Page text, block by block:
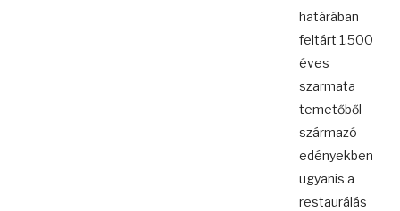
határában
feltárt 1.500
éves
szarmata
temetőből
származó
edényekben
ugyanis a
restaurálás